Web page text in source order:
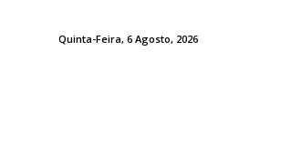
Quinta-Feira, 6 Agosto, 2026